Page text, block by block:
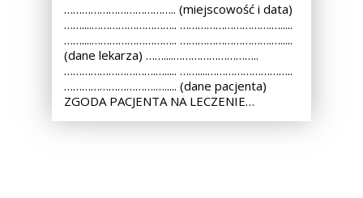
……………………………….. (miejscowość i data)
……....……………………….. ………………………….….....
……....……………………….. ………………………….….....
(dane lekarza) ……....………………………..
………………………….…..... ……....………………………..
………………………….…..... (dane pacjenta)
ZGODA PACJENTA NA LECZENIE…